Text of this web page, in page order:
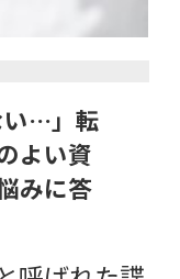
い…」転
よい資
みに答